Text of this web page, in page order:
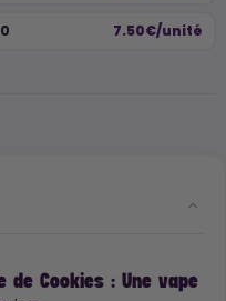
7.50€/unité
de Cookies : Une vape